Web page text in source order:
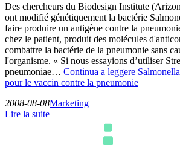
Des chercheurs du Biodesign Institute
ont modifié génétiquement la bactérie
faire produire un antigène contre la
chez le patient, produit des molécules
combattre la bactérie de la pneumonie sans
l'organisme. « Si nous essayions d’utiliser
pneumoniae… Continua a leggere
pour le vaccin contre la pneumonie
2008-08-08Marketing
Lire la suite